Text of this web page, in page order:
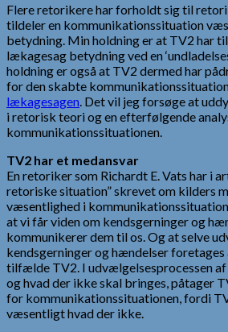
Flere retorikere har forholdt sig til
tildeler en kommunikationssituation
betydning. Min holdning er at TV2 har
lækagesag betydning ved en
holdning er også at TV2 dermed har
for den skabte
lækagesagen. Det vil jeg forsøge at
i retorisk teori og en efterfølgende
kommunikationssituationen.
TV2 har et medansvar
En retoriker som Richardt E. Vats har i
retoriske situation” skrevet om kilders
væsentlighed i
at vi får viden om kendsgerninger og
kommunikerer dem til os. Og at selve
kendsgerninger og hændelser foretages
tilfælde TV2. I udvælgelsesprocessen af
og hvad der ikke skal bringes, påtager
for kommunikationssituationen, fordi
væsentligt hvad der ikke.